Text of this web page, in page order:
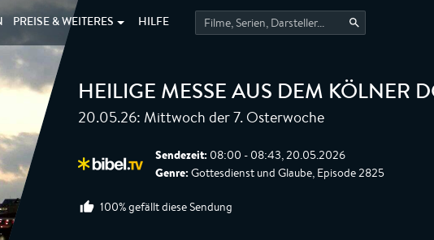
PREISE & WEITERES HILFE
HEILIGE MESSE AUS DEM KÖLNER
20.05.26: Mittwoch der 7. Osterwoche
Sendezeit: 08:00 - 08:43, 20.05.2026
Genre: Gottesdienst und Glaube, Episode 2825
100% gefällt diese Sendung